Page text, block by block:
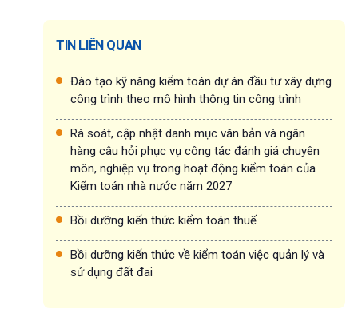
TIN LIÊN QUAN
Đào tạo kỹ năng kiểm toán dự án đầu tư xây dựng
công trình theo mô hình thông tin công trình
Rà soát, cập nhật danh mục văn bản và ngân
hàng câu hỏi phục vụ công tác đánh giá chuyên
môn, nghiệp vụ trong hoạt động kiểm toán của
Kiểm toán nhà nước năm 2027
Bồi dưỡng kiến thức kiểm toán thuế
Bồi dưỡng kiến thức về kiểm toán việc quản lý và
sử dụng đất đai